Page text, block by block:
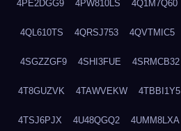
4PE2DGG9 4PW810LS 4Q1M7Q60
4QL610TS 4QRSJ753 4QVTMIC5
4SGZZGF9 4SHI3FUE 4SRMCB32
4T8GUZVK 4TAWVEKW 4TBBI1Y5
4TSJ6PJX 4U48QGQ2 4UMM8LXA